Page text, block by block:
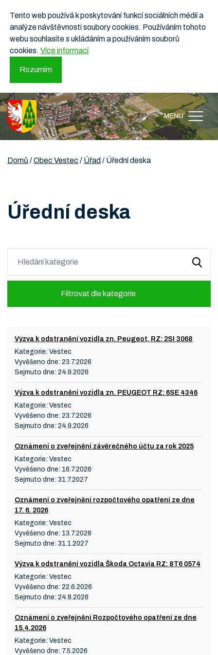
Tento web používá k poskytování funkcí sociálních médií a
analýze návštěvnosti soubory cookies. Používáním tohoto
webu souhlasíte s ukládáním a používáním souborů
cookies. Více informací
Rozumím
MENU
Domů /Obec Vestec / Úřad / Úřední deska
Úřední deska
Filtrovat dle kategorie
Výzva k odstranění vozidla zn. Peugeot, RZ: 2SI 3068
Kategorie: Vestec
Vyvěšeno dne: 23.7.2026
Sejmuto dne: 24.9.2026
Výzva k odstranění vozidla zn. PEUGEOT RZ: 6SE 4346
Kategorie: Vestec
Vyvěšeno dne: 23.7.2026
Sejmuto dne: 24.9.2026
Oznámení o zveřejnění závěrečného účtu za rok 2025
Kategorie: Vestec
Vyvěšeno dne: 16.7.2026
Sejmuto dne: 31.7.2027
Oznámení o zveřejnění rozpočtového opatření ze dne
17. 6. 2026
Kategorie: Vestec
Vyvěšeno dne: 13.7.2026
Sejmuto dne: 31.1.2027
Výzva k odstranění vozidla Škoda Octavia RZ: 8T6 0574
Kategorie: Vestec
Vyvěšeno dne: 22.6.2026
Sejmuto dne: 24.8.2026
Oznámení o zveřejnění Rozpočtového opatření ze dne
15.4.2026
Kategorie: Vestec
Vyvěšeno dne: 7.5.2026